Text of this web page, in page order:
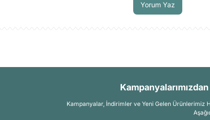
Yorum Yaz
Kampanyalar, İndirimler ve Yeni Gelen Ürünlerimiz